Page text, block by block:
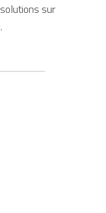
sur